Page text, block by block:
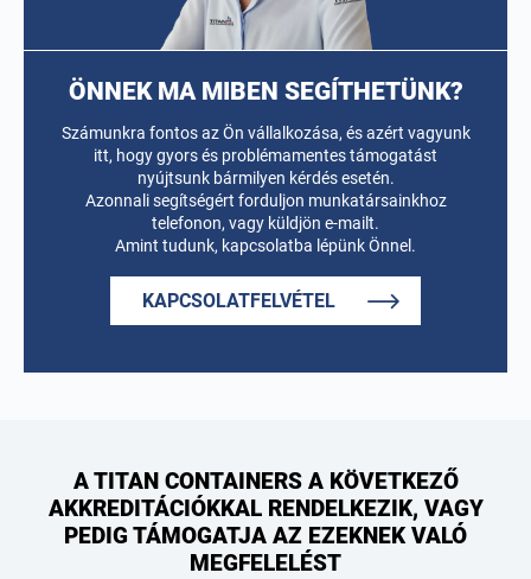
ÖNNEK MA MIBEN SEGÍTHETÜNK?
Számunkra fontos az Ön vállalkozása, és azért vagyunk
itt, hogy gyors és problémamentes támogatást
nyújtsunk bármilyen kérdés esetén.
Azonnali segítségért forduljon munkatársainkhoz
telefonon, vagy küldjön e-mailt.
Amint tudunk, kapcsolatba lépünk Önnel.
KAPCSOLATFELVÉTEL
A TITAN CONTAINERS A KÖVETKEZŐ
AKKREDITÁCIÓKKAL RENDELKEZIK, VAGY
PEDIG TÁMOGATJA AZ EZEKNEK VALÓ
MEGFELELÉST